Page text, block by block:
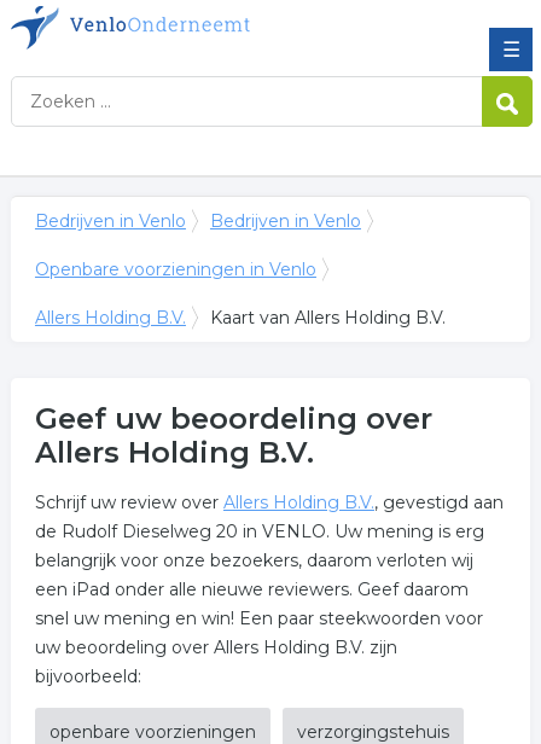
☰
Bedrijven in Venlo Bedrijven in Venlo
Openbare voorzieningen in Venlo
Allers Holding B.V. Kaart van Allers Holding B.V.
Geef uw beoordeling over
Allers Holding B.V.
Schrijf uw review over Allers Holding B.V., gevestigd aan
de Rudolf Dieselweg 20 in VENLO. Uw mening is erg
belangrijk voor onze bezoekers, daarom verloten wij
een iPad onder alle nieuwe reviewers. Geef daarom
snel uw mening en win! Een paar steekwoorden voor
uw beoordeling over Allers Holding B.V. zijn
bijvoorbeeld:
openbare voorzieningen verzorgingstehuis